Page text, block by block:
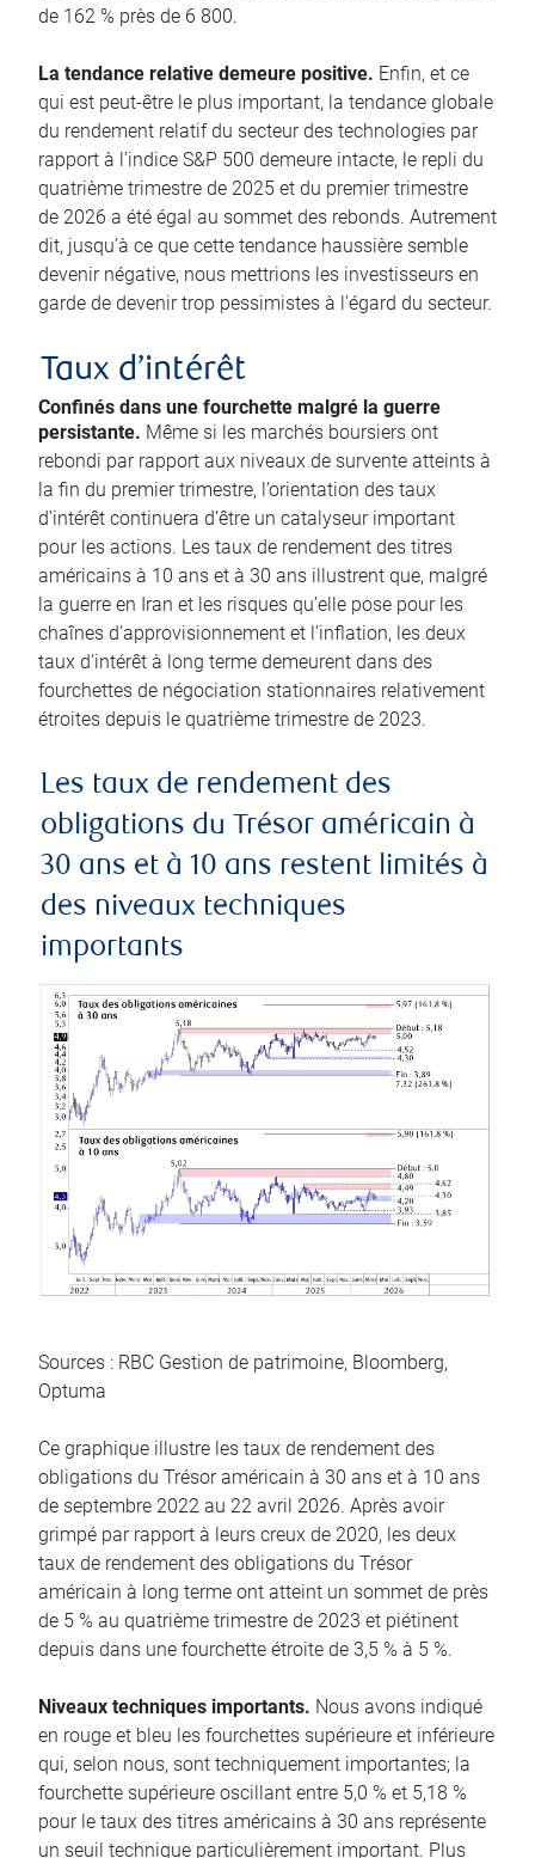
de 162 % près de 6 800.
La tendance relative demeure positive. Enfin, et ce
qui est peut-être le plus important, la tendance globale
du rendement relatif du secteur des technologies par
rapport à l’indice S&P 500 demeure intacte, le repli du
quatrième trimestre de 2025 et du premier trimestre
de 2026 a été égal au sommet des rebonds. Autrement
dit, jusqu’à ce que cette tendance haussière semble
devenir négative, nous mettrions les investisseurs en
garde de devenir trop pessimistes à l’égard du secteur.
Taux d’intérêt
Confinés dans une fourchette malgré la guerre
persistante. Même si les marchés boursiers ont
rebondi par rapport aux niveaux de survente atteints à
la fin du premier trimestre, l’orientation des taux
d’intérêt continuera d’être un catalyseur important
pour les actions. Les taux de rendement des titres
américains à 10 ans et à 30 ans illustrent que, malgré
la guerre en Iran et les risques qu’elle pose pour les
chaînes d’approvisionnement et l’inflation, les deux
taux d’intérêt à long terme demeurent dans des
fourchettes de négociation stationnaires relativement
étroites depuis le quatrième trimestre de 2023.
Les taux de rendement des
obligations du Trésor américain à
30 ans et à 10 ans restent limités à
des niveaux techniques
importants
Sources : RBC Gestion de patrimoine, Bloomberg,
Optuma
Ce graphique illustre les taux de rendement des
obligations du Trésor américain à 30 ans et à 10 ans
de septembre 2022 au 22 avril 2026. Après avoir
grimpé par rapport à leurs creux de 2020, les deux
taux de rendement des obligations du Trésor
américain à long terme ont atteint un sommet de près
de 5 % au quatrième trimestre de 2023 et piétinent
depuis dans une fourchette étroite de 3,5 % à 5 %.
Niveaux techniques importants. Nous avons indiqué
en rouge et bleu les fourchettes supérieure et inférieure
qui, selon nous, sont techniquement importantes; la
fourchette supérieure oscillant entre 5,0 % et 5,18 %
pour le taux des titres américains à 30 ans représente
un seuil technique particulièrement important. Plus